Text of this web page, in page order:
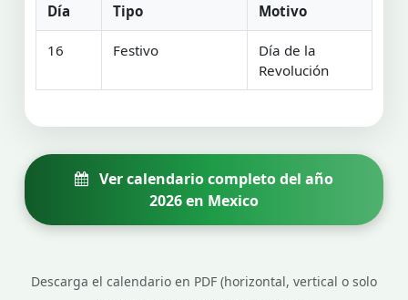
Día Tipo Motivo
16 Festivo
Día de la
Revolución
Ver calendario completo del año
2026 en Mexico
Descarga el calendario en PDF (horizontal, vertical o solo